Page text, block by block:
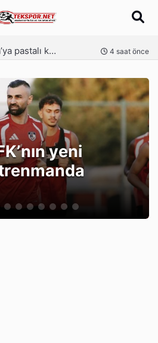
alarmı 4 saat önce
Bacuna’ya